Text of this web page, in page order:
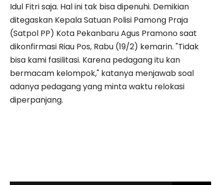
Idul Fitri saja. Hal ini tak bisa dipenuhi. Demikian
ditegaskan Kepala Satuan Polisi Pamong Praja
(Satpol PP) Kota Pekanbaru Agus Pramono saat
dikonfirmasi Riau Pos, Rabu (19/2) kemarin. "Tidak
bisa kami fasilitasi. Karena pedagang itu kan
bermacam kelompok," katanya menjawab soal
adanya pedagang yang minta waktu relokasi
diperpanjang.